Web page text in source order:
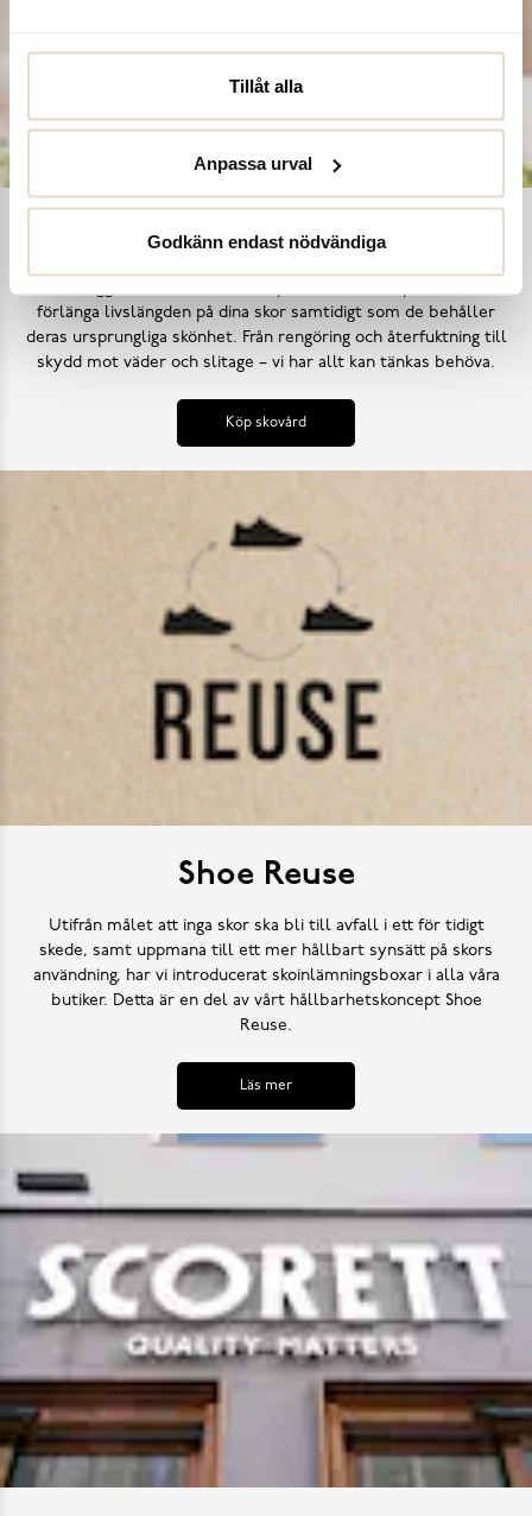
Tillåt alla
Anpassa urval
Godkänn endast nödvändiga
Ta hand om dina skor
förlänga livslängden på dina skor samtidigt som de behåller
deras ursprungliga skönhet. Från rengöring och återfuktning till
skydd mot väder och slitage – vi har allt kan tänkas behöva.
Köp skovård
Shoe Reuse
Utifrån målet att inga skor ska bli till avfall i ett för tidigt
skede, samt uppmana till ett mer hållbart synsätt på skors
användning, har vi introducerat skoinlämningsboxar i alla våra
butiker. Detta är en del av vårt hållbarhetskoncept Shoe
Reuse.
Läs mer